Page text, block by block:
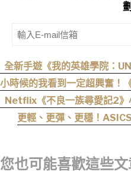
全新手遊《我的英雄學院：
事前登錄人
小時候的我看到一定超興奮！
戲！《Warrior Cats: Clans
自創貓咪加
Netflix《不良一族尋愛記2》
生超戲劇化，
更輕、更彈、更穩！
您也可能喜歡這些